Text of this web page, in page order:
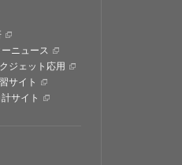
ニュース
ジェット応用
サイト
サイト